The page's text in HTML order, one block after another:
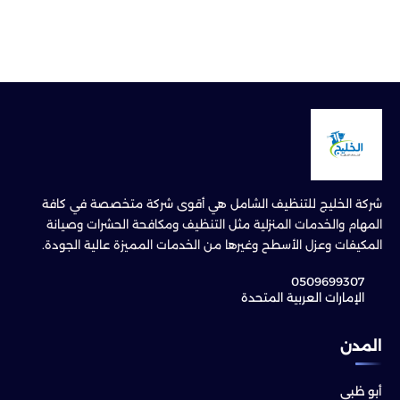
شركة الخليج للتنظيف الشامل هي أقوى شركة متخصصة في كافة
المهام والخدمات المنزلية مثل التنظيف ومكافحة الحشرات وصيانة
المكيفات وعزل الأسطح وغيرها من الخدمات المميزة عالية الجودة.
0509699307
الإمارات العربية المتحدة
المدن
أبو ظبي